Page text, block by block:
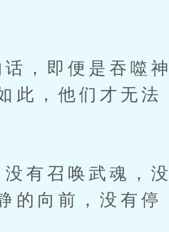
，即便是吞噬神
此，他们才无法
有召唤武魂，没
的向前，没有停